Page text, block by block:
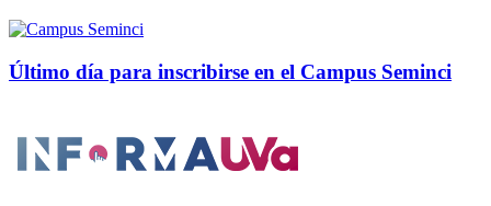
Último día para inscribirse en el Campus Seminci